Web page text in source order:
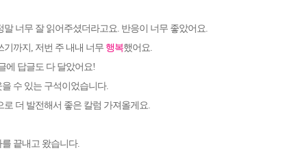
말 너무 잘 읽어주셨더라고요. 반응이 너무 좋았어요.
기까지, 저번 주 내내 너무 행복했어요.
에 답글도 다 달았어요!
수 있는 구석이었습니다.
로 더 발전해서 좋은 칼럼 가져올게요.
끝내고 왔습니다.